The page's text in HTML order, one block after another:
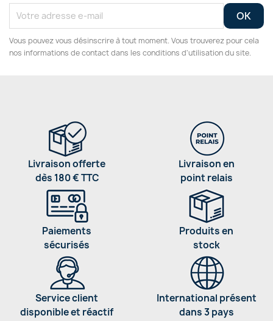
Vous pouvez vous désinscrire à tout moment. Vous trouverez pour cela
nos informations de contact dans les conditions d'utilisation du site.
Livraison offerte
dès 180 € TTC
Livraison en
point relais
Paiements
sécurisés
Produits en
stock
Service client
disponible et réactif
International présent
dans 3 pays